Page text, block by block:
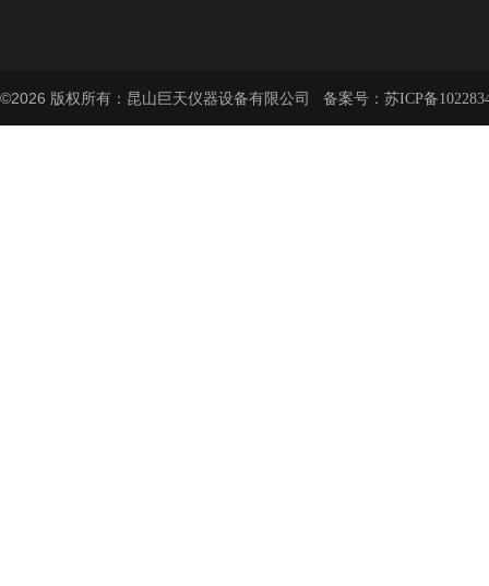
©2026 版权所有：昆山巨天仪器设备有限公司 备案号： 苏ICP备